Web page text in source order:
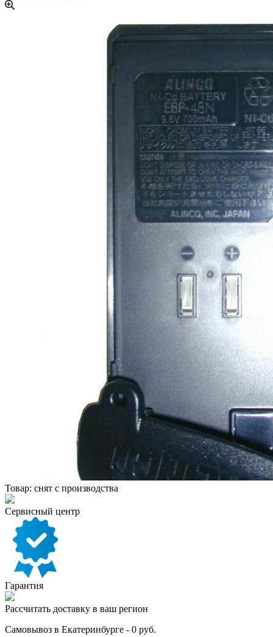
Товар: снят с производства
Сервисный центр
Гарантия
Рассчитать доставку в ваш регион
Самовывоз в Екатеринбурге - 0 руб.